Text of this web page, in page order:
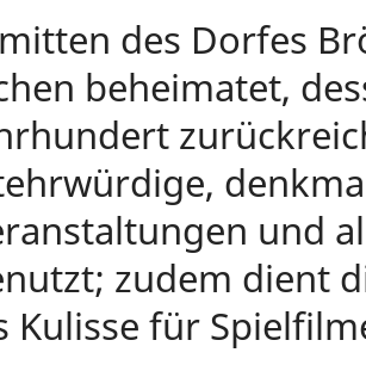
des Dorfes
beheimatet,
und
zudem dient
Kulisse für